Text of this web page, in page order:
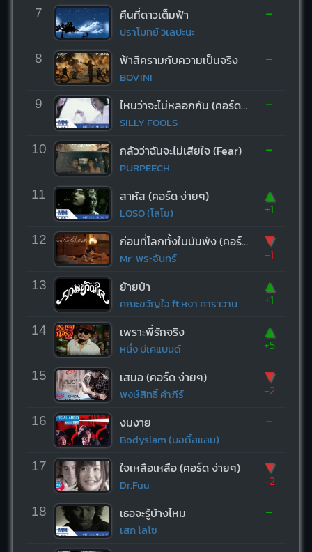
7 คืนที่ดาวเต็มฟ้า
ปราโมทย์ วิเลปะนะ
-
8 ฟ้าสีครามกับความเป็นจริง
BOVINI
-
9 ไหนว่าจะไม่หลอกกัน (คอร์ด ง่ายๆ)
SILLY FOOLS
-
10 กลัวว่าฉันจะไม่เสียใจ (Fear)
PURPEECH
-
11 สาหัส (คอร์ด ง่ายๆ)
LOSO (โลโซ)
▲
+1
12 ก่อนที่โลกทั้งใบมันพัง (คอร์ด ง่ายๆ)
Mr’ พระจันทร์
▼
-1
13 ย้ายป่า
คณะขวัญใจ ft.หงา คาราวาน
▲
+1
14 เพราะพี่รักจริง
หนึ่ง บีเคแบนด์
▲
+5
15 เสมอ (คอร์ด ง่ายๆ)
พงษ์สิทธิ์ คำภีร์
▼
-2
16 งมงาย
Bodyslam (บอดี้สแลม)
-
17 ใจเหลือเหลือ (คอร์ด ง่ายๆ)
Dr.Fuu
▼
-2
18 เธอจะรู้บ้างไหม
เสก โลโซ
-